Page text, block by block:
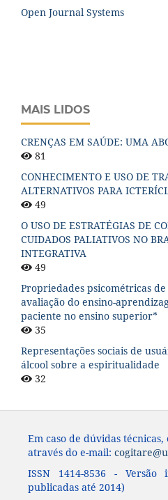
Open Journal Systems
MAIS LIDOS
CRENÇAS EM SAÚDE: UMA
81
CONHECIMENTO E USO DE
ALTERNATIVOS PARA
49
O USO DE ESTRATÉGIAS DE
CUIDADOS PALIATIVOS NO
INTEGRATIVA
49
Propriedades psicométricas
avaliação do ensino-
paciente no ensino superior*
35
Representações sociais de
álcool sobre a espiritualidade
32
Em caso de dúvidas
através do e-mail:
ISSN 1414-8536 - Versão
publicadas até 2014)